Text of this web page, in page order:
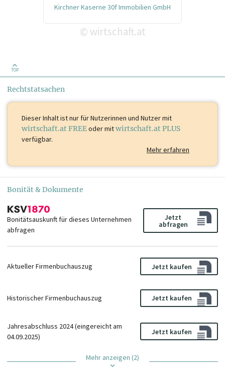
Kirchner Kaserne 30f Immobilien GmbH
© wirtschaft.at
TOP
Rechtstatsachen
Dieser Inhalt istnur für Nutzerinnen und Nutzer mit
wirtschaft.at FREEoder mitwirtschaft.at PLUS
verfügbar.
Mehr erfahren
Bonität & Dokumente
Bonitätsauskunft für dieses Unternehmen
abfragen
Jetzt
abfragen
Aktueller Firmenbuchauszug Jetzt kaufen
Historischer Firmenbuchauszug Jetzt kaufen
Jahresabschluss 2024 (eingereicht am
04.09.2025)
Jetzt kaufen
Mehr anzeigen (2)